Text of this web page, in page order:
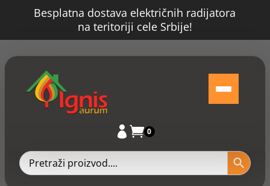
Besplatna dostava električnih radijatora
na teritoriji cele Srbije!
  0